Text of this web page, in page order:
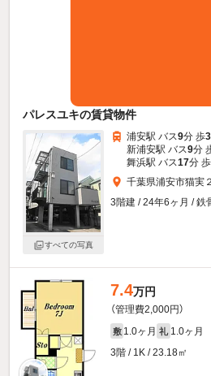
パレスユキの賃貸物件
すべての写真
浦安駅 バス9分 歩3
新浦安駅 バス9分
舞浜駅 バス17分 歩
千葉県浦安市猫実
3階建 / 24年6ヶ月 / 鉄
7.4万円
（管理費2,000円）
敷 1.0ヶ月 礼 1.0ヶ月
3階 / 1K / 23.18㎡